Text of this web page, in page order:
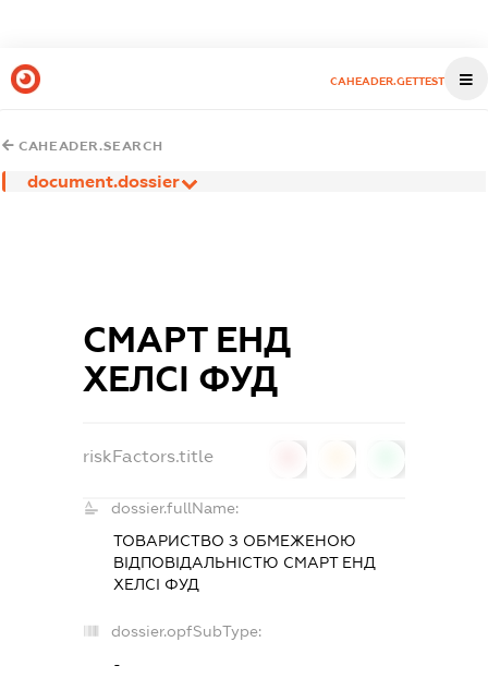
CAHEADER.GETTEST
CAHEADER.SEARCH
document.dossier
СМАРТ ЕНД
ХЕЛСІ ФУД
riskFactors.title
dossier.fullName:
ТОВАРИСТВО З ОБМЕЖЕНОЮ
ВІДПОВІДАЛЬНІСТЮ СМАРТ ЕНД
ХЕЛСІ ФУД
dossier.opfSubType:
-